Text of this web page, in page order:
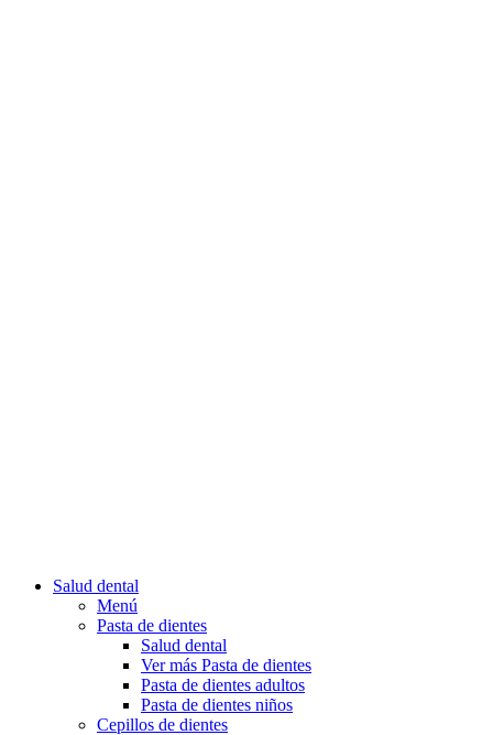
Salud dental
Menú
Pasta de dientes
Salud dental
Ver más Pasta de dientes
Pasta de dientes adultos
Pasta de dientes niños
Cepillos de dientes